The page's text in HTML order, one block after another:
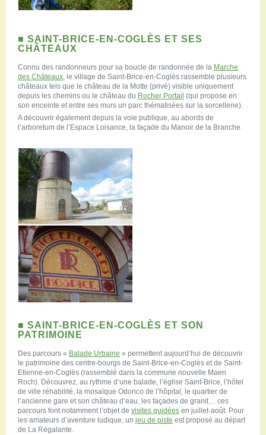
■ SAINT-BRICE-EN-COGLÈS ET SES
CHÂTEAUX
Connu des randonneurs pour sa boucle de randonnée de la Marche
des Châteaux, le village de Saint-Brice-en-Coglès rassemble plusieurs
châteaux tels que le château de la Motte (privé) visible uniquement
depuis les chemins ou le château du Rocher Portail (qui propose en
son enceinte et entre ses murs un parc thématisées sur la sorcellerie).
A découvrir également depuis la voie publique, au abords de
l’arboretum de l’Espace Loisance, la façade du Manoir de la Branche.
■ SAINT-BRICE-EN-COGLÈS ET SON
PATRIMOINE
Des parcours « Balade Urbaine » permettent aujourd’hui de découvrir
le patrimoine des centre-bourgs de Saint-Brice-en-Coglès et de Saint-
Etienne-en-Coglès (rassemblé dans la commune nouvelle Maen
Roch). Découvrez, au rythme d’une balade, l’église Saint-Brice, l’hôtel
de ville réhabilité, la mosaïque Odorico de l’hôpital, le quartier de
l’ancienne gare et son château d’eau, les façades de granit… ces
parcours font notamment l’objet de visites guidées en juillet-août. Pour
les amateurs d’aventure ludique, un jeu de piste est proposé au départ
de La Régalante.